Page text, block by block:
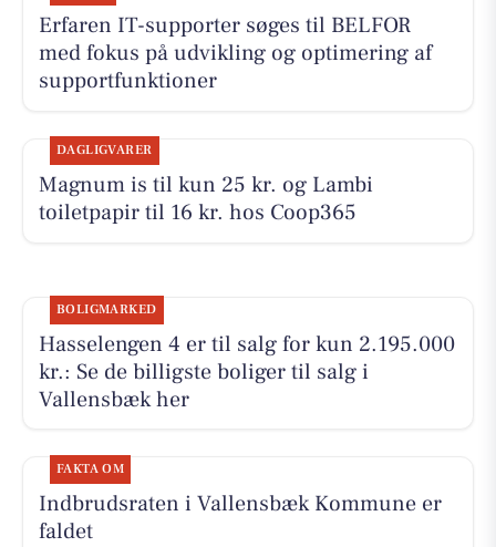
Erfaren IT-supporter søges til BELFOR
med fokus på udvikling og optimering af
supportfunktioner
DAGLIGVARER
Magnum is til kun 25 kr. og Lambi
toiletpapir til 16 kr. hos Coop365
BOLIGMARKED
Hasselengen 4 er til salg for kun 2.195.000
kr.: Se de billigste boliger til salg i
Vallensbæk her
FAKTA OM
Indbrudsraten i Vallensbæk Kommune er
faldet